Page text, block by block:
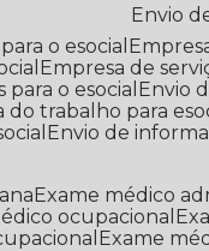
Envio
o esocial
Empresa de
o esocial
Envio
do trabalho para
Envio de
Exame médico
ocupacional
Exame